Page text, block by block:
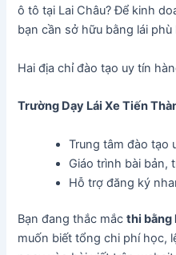
ô tô tại Lai Châu? Để kinh
bạn cần sở hữu bằng lái phù
Hai địa chỉ đào tạo uy tín
Trường Dạy Lái Xe Tiến
Trung tâm đào tạo
Giáo trình bài bản,
Hỗ trợ đăng ký
Bạn đang thắc mắcthi bằng
muốn biết tổng chi phí học,